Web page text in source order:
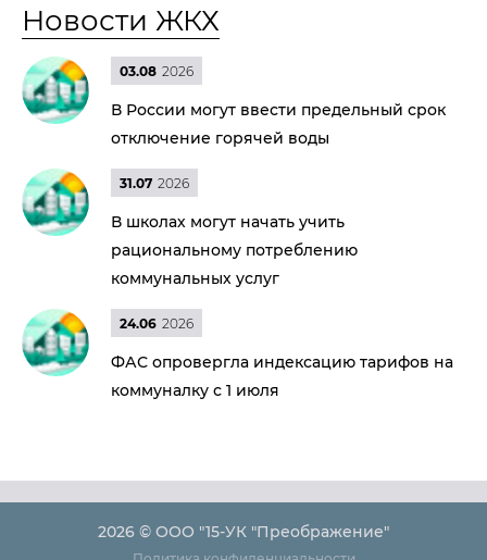
Новости ЖКХ
03.08 2026
В России могут ввести предельный срок
отключение горячей воды
31.07 2026
В школах могут начать учить
рациональному потреблению
коммунальных услуг
24.06 2026
ФАС опровергла индексацию тарифов на
коммуналку с 1 июля
2026 © ООО "15-УК "Преображение"